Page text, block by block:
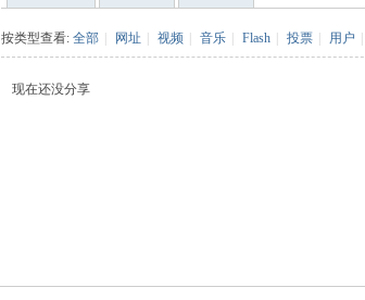
按类型查看: 全部 网址 视频 音乐 Flash 投票 用户
现在还没分享